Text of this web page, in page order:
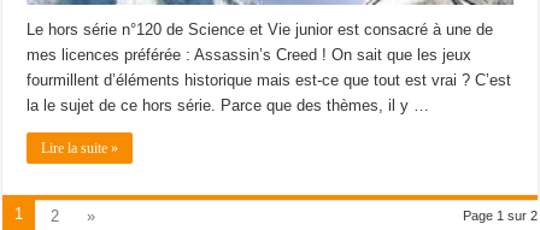
Le hors série n°120 de Science et Vie junior est consacré à une de
mes licences préférée : Assassin’s Creed ! On sait que les jeux
fourmillent d’éléments historique mais est-ce que tout est vrai ? C’est
la le sujet de ce hors série. Parce que des thèmes, il y …
Lire la suite »
Page 1 sur 2
1 2 »